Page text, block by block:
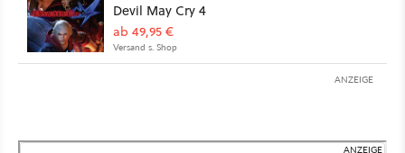
Devil May Cry 4
ab 49,95 €
Versand s. Shop
ANZEIGE